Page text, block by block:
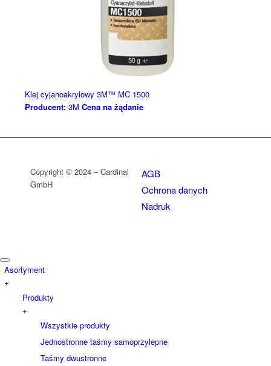
Klej cyjanoakrylowy 3M™ MC 1500
Producent:3M Cena na żądanie
Copyright © 2024 – Cardinal
GmbH
AGB
Ochrona danych
Nadruk
Asortyment
+
Produkty
+
Wszystkie produkty
Jednostronne taśmy samoprzylepne
Taśmy dwustronne